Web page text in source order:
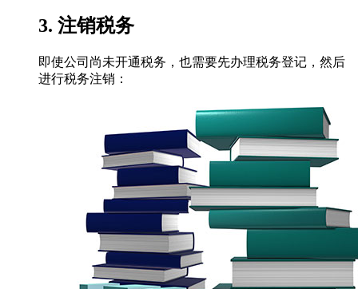
3. 注销税务
即使公司尚未开通税务，也需要先办理税务登记，然后
进行税务注销：